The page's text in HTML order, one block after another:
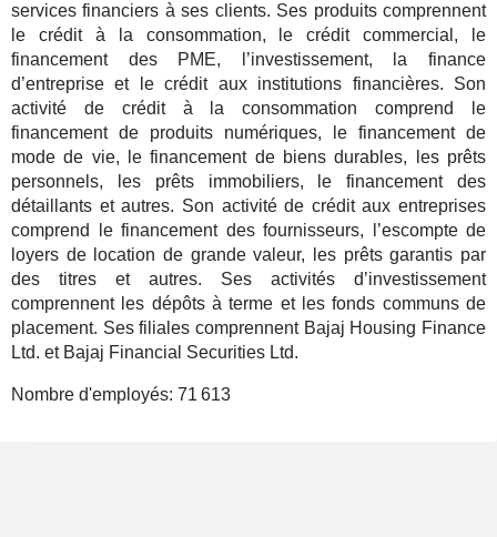
services financiers à ses clients. Ses produits comprennent
le crédit à la consommation, le crédit commercial, le
financement des PME, l’investissement, la finance
d’entreprise et le crédit aux institutions financières. Son
activité de crédit à la consommation comprend le
financement de produits numériques, le financement de
mode de vie, le financement de biens durables, les prêts
personnels, les prêts immobiliers, le financement des
détaillants et autres. Son activité de crédit aux entreprises
comprend le financement des fournisseurs, l’escompte de
loyers de location de grande valeur, les prêts garantis par
des titres et autres. Ses activités d’investissement
comprennent les dépôts à terme et les fonds communs de
placement. Ses filiales comprennent Bajaj Housing Finance
Ltd. et Bajaj Financial Securities Ltd.
Nombre d'employés: 71 613